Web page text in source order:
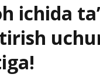
ichida